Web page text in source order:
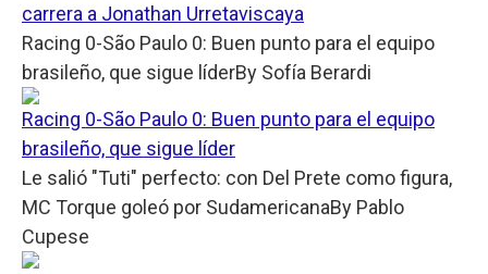
carrera a Jonathan Urretaviscaya
Racing 0-São Paulo 0: Buen punto para el equipo
brasileño, que sigue líderBy Sofía Berardi
Racing 0-São Paulo 0: Buen punto para el equipo
brasileño, que sigue líder
Le salió "Tuti" perfecto: con Del Prete como figura,
MC Torque goleó por SudamericanaBy Pablo
Cupese